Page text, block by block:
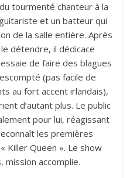
tourmenté chanteur à la
et un batteur qui
de la salle entière. Après
détendre, il dédicace
de faire des blagues
(pas facile de
au fort accent irlandais),
d’autant plus. Le public
pour lui, réagissant
les premières
Killer Queen ». Le show
mission accomplie.